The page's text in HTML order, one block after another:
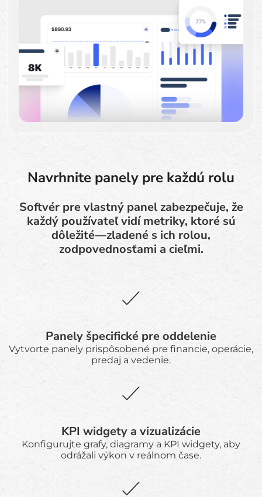
Navrhnite panely pre každú rolu
Softvér pre vlastný panel zabezpečuje, že
každý používateľ vidí metriky, ktoré sú
dôležité—zladené s ich rolou,
zodpovednosťami a cieľmi.
Panely špecifické pre oddelenie
Vytvorte panely prispôsobené pre financie, operácie,
predaj a vedenie.
KPI widgety a vizualizácie
Konfigurujte grafy, diagramy a KPI widgety, aby
odrážali výkon v reálnom čase.